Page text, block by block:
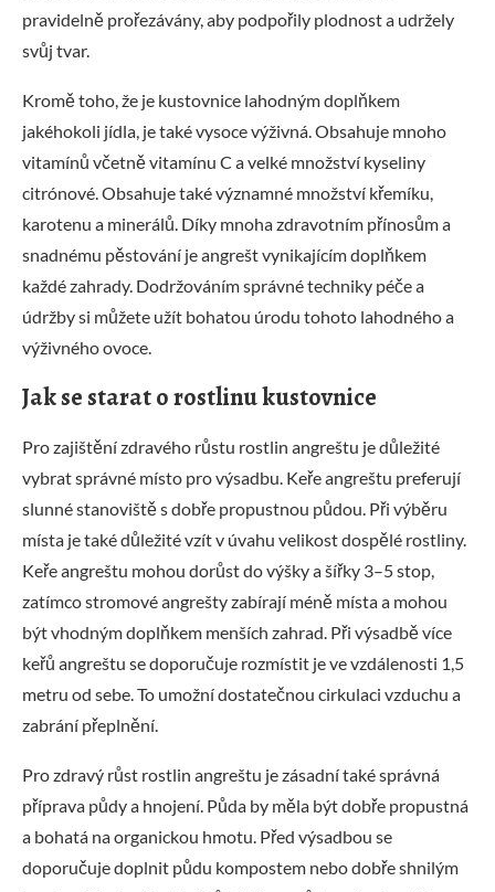
pravidelně prořezávány, aby podpořily plodnost a udržely
svůj tvar.
Kromě toho, že je kustovnice lahodným doplňkem
jakéhokoli jídla, je také vysoce výživná. Obsahuje mnoho
vitamínů včetně vitamínu C a velké množství kyseliny
citrónové. Obsahuje také významné množství křemíku,
karotenu a minerálů. Díky mnoha zdravotním přínosům a
snadnému pěstování je angrešt vynikajícím doplňkem
každé zahrady. Dodržováním správné techniky péče a
údržby si můžete užít bohatou úrodu tohoto lahodného a
výživného ovoce.
Jak se starat o rostlinu kustovnice
Pro zajištění zdravého růstu rostlin angreštu je důležité
vybrat správné místo pro výsadbu. Keře angreštu preferují
slunné stanoviště s dobře propustnou půdou. Při výběru
místa je také důležité vzít v úvahu velikost dospělé rostliny.
Keře angreštu mohou dorůst do výšky a šířky 3–5 stop,
zatímco stromové angrešty zabírají méně místa a mohou
být vhodným doplňkem menších zahrad. Při výsadbě více
keřů angreštu se doporučuje rozmístit je ve vzdálenosti 1,5
metru od sebe. To umožní dostatečnou cirkulaci vzduchu a
zabrání přeplnění.
Pro zdravý růst rostlin angreštu je zásadní také správná
příprava půdy a hnojení. Půda by měla být dobře propustná
a bohatá na organickou hmotu. Před výsadbou se
doporučuje doplnit půdu kompostem nebo dobře shnilým